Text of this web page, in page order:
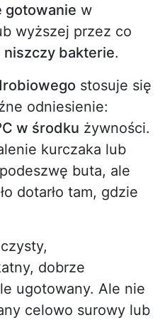
gotowanie w
wyższej przez co
niszczy bakterie.
stosuje się
odniesienie:
w środku żywności.
kurczaka lub
buta, ale
dotarło tam, gdzie
dobrze
ugotowany. Ale nie
celowo surowy lub